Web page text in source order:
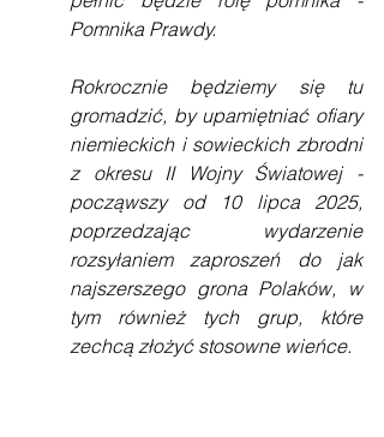
Pomnika Prawdy.
Rokrocznie będziemy się tu
gromadzić, by upamiętniać ofiary
niemieckich i sowieckich zbrodni
z okresu II Wojny Światowej -
począwszy od 10 lipca 2025,
poprzedzając wydarzenie
rozsyłaniem zaproszeń do jak
najszerszego grona Polaków, w
tym również tych grup, które
zechcą złożyć stosowne wieńce.